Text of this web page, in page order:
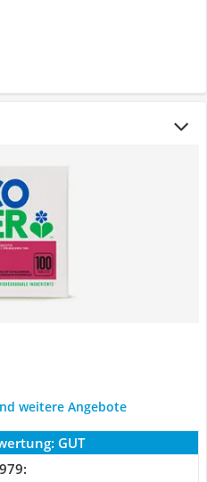
weitere Angebote
GUT